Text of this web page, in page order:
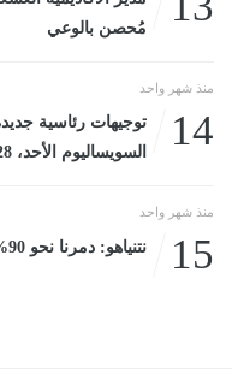
مُحصن بالوعي
منذ شهر واحد
14
توجيهات رئاسية
السويساليوم الأحد، 28 يونيو 2026 01:52 مـ
منذ شهر واحد
15 نتنياهو: دمرنا نحو 90% من مخزون حزب الله الصاروخى